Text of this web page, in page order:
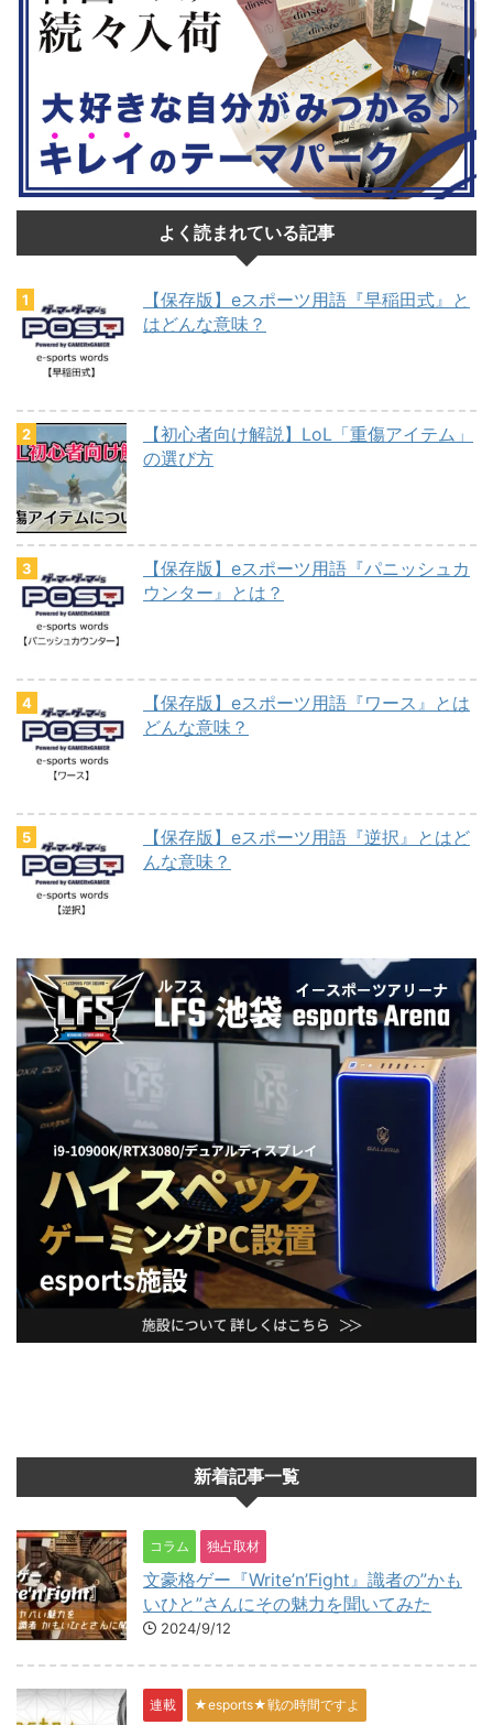
よく読まれている記事
【保存版】eスポーツ用語『早稲田式』と
はどんな意味？
【初心者向け解説】LoL「重傷アイテム」
の選び方
【保存版】eスポーツ用語『パニッシュカ
ウンター』とは？
【保存版】eスポーツ用語『ワース』とは
どんな意味？
【保存版】eスポーツ用語『逆択』とはど
んな意味？
新着記事一覧
コラム 独占取材
文豪格ゲー『Write’n’Fight』識者の”かも
いひと”さんにその魅力を聞いてみた
2024/9/12
連載 ★esports★戦の時間ですよ